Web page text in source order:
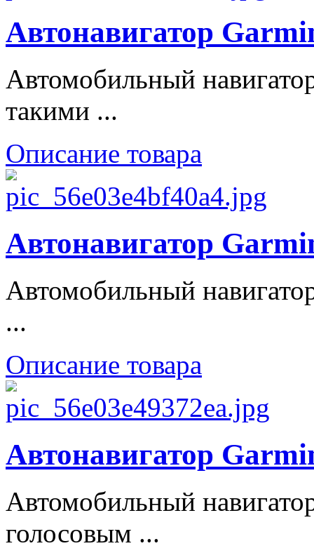
Автонавигатор
Автомобильный
такими ...
Описание товара
Автонавигатор
Автомобильный
...
Описание товара
Автонавигатор
Автомобильный
голосовым ...